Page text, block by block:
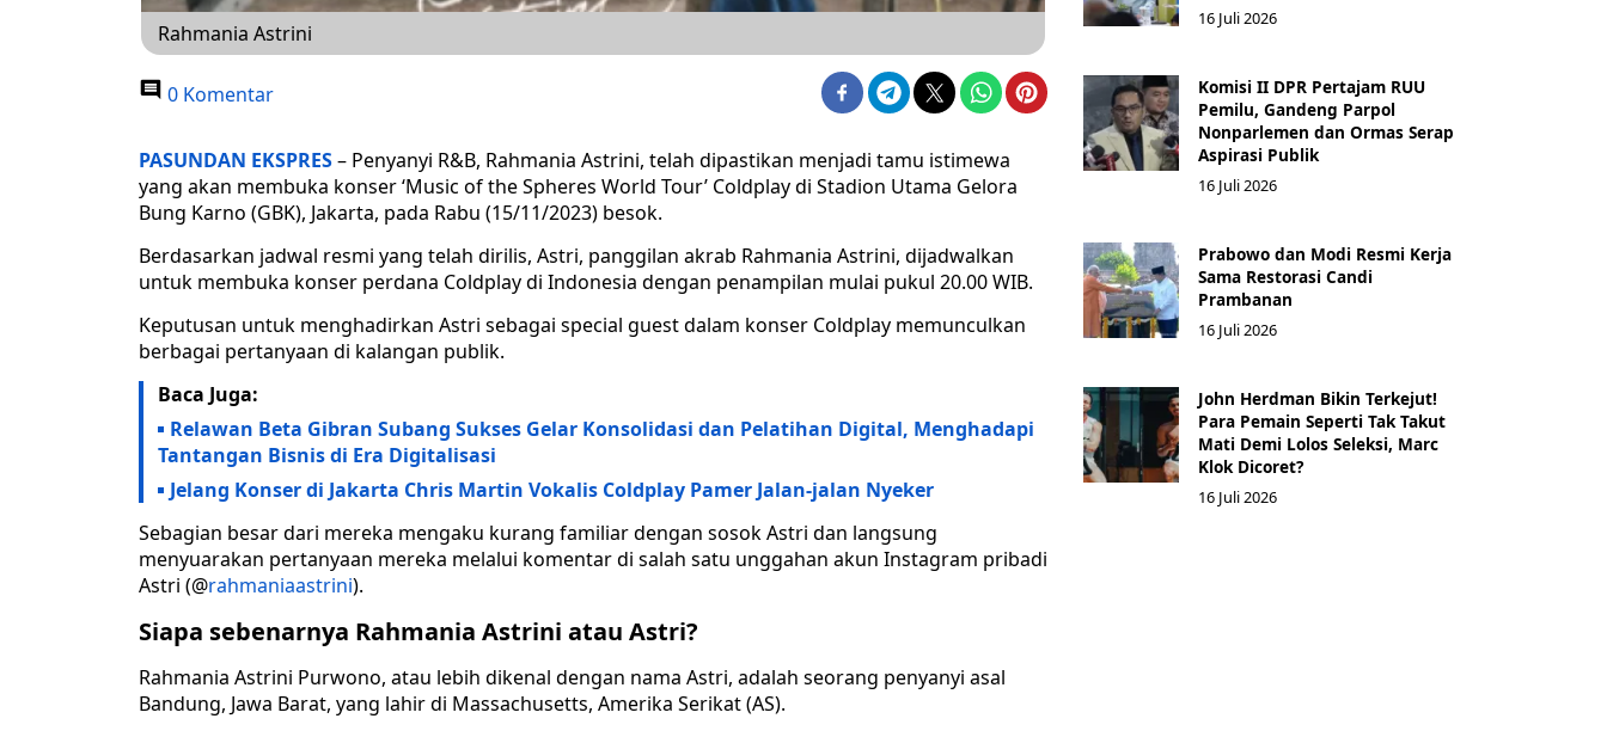
Rahmania Astrini
0 Komentar
PASUNDAN EKSPRES– Penyanyi R&B, Rahmania Astrini, telah dipastikan menjadi tamu istimewa
yang akan membuka konser ‘Music of the Spheres World Tour’ Coldplay di Stadion Utama Gelora
Bung Karno (GBK), Jakarta, pada Rabu (15/11/2023) besok.
Berdasarkan jadwal resmi yang telah dirilis, Astri, panggilan akrab Rahmania Astrini, dijadwalkan
untuk membuka konser perdana Coldplay di Indonesia dengan penampilan mulai pukul 20.00 WIB.
Keputusan untuk menghadirkan Astri sebagai special guest dalam konser Coldplay memunculkan
berbagai pertanyaan di kalangan publik.
Baca Juga:
Relawan Beta Gibran Subang Sukses Gelar Konsolidasi dan Pelatihan Digital, Menghadapi
Tantangan Bisnis di Era Digitalisasi
Jelang Konser di Jakarta Chris Martin Vokalis Coldplay Pamer Jalan-jalan Nyeker
Sebagian besar dari mereka mengaku kurang familiar dengan sosok Astri dan langsung
menyuarakan pertanyaan mereka melalui komentar di salah satu unggahan akun Instagram pribadi
Astri (@rahmaniaastrini).
Siapa sebenarnya Rahmania Astrini atau Astri?
Rahmania Astrini Purwono, atau lebih dikenal dengan nama Astri, adalah seorang penyanyi asal
Bandung, Jawa Barat, yang lahir di Massachusetts, Amerika Serikat (AS).
16 Juli 2026
Komisi II DPR Pertajam RUU
Pemilu, Gandeng Parpol
Nonparlemen dan Ormas Serap
Aspirasi Publik
16 Juli 2026
Prabowo dan Modi Resmi Kerja
Sama Restorasi Candi
Prambanan
16 Juli 2026
John Herdman Bikin Terkejut!
Para Pemain Seperti Tak Takut
Mati Demi Lolos Seleksi, Marc
Klok Dicoret?
16 Juli 2026